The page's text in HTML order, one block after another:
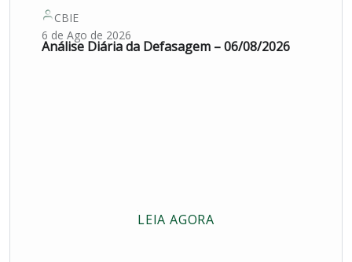
CBIE
6 de Ago de 2026
Análise Diária da Defasagem – 06/08/2026
LEIA AGORA